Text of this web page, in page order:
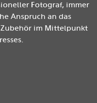
Fotograf, immer
Anspruch an das
im Mittelpunkt